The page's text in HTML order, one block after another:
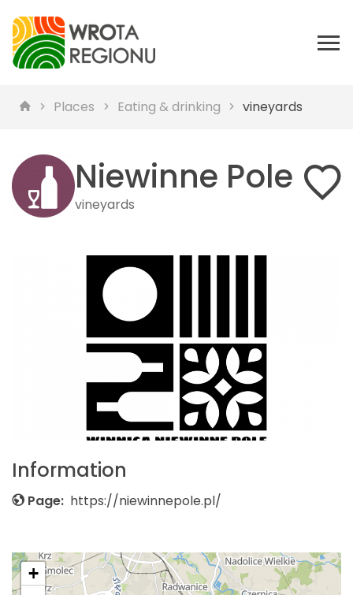
Places Eating & drinking vineyards
Niewinne Pole
vineyards
Information
Page: https://niewinnepole.pl/
+